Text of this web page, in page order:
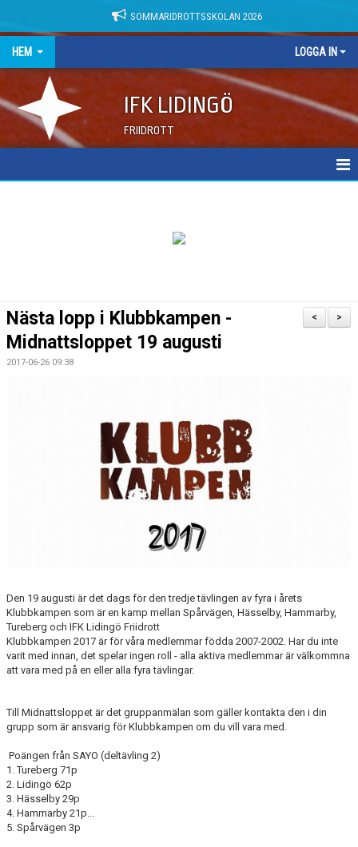
SOMMARIDROTTSSKOLAN 2026
HEM LOGGA IN
IFK LIDINGÖ
FRIIDROTT
>
<
Nästa lopp i Klubbkampen -
Midnattsloppet 19 augusti
2017-06-26 09:38
Den 19 augusti är det dags för den tredje tävlingen av fyra i årets
Klubbkampen som är en kamp mellan Spårvägen, Hässelby, Hammarby,
Tureberg och IFK Lidingö Friidrott
Klubbkampen 2017 är för våra medlemmar födda 2007-2002. Har du inte
varit med innan, det spelar ingen roll - alla aktiva medlemmar är välkommna
att vara med på en eller alla fyra tävlingar.
Till Midnattsloppet är det gruppanmälan som gäller kontakta den i din
grupp som är ansvarig för Klubbkampen om du vill vara med.
Poängen från SAYO (deltävling 2)
1. Tureberg 71p
2. Lidingö 62p
3. Hässelby 29p
4. Hammarby 21p...
5. Spårvägen 3p